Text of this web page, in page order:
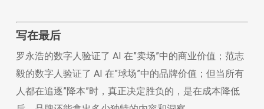
写在最后
罗永浩的数字人验证了 AI 在”卖场”中的商业价值；范志
毅的数字人验证了 AI 在”球场”中的品牌价值；但当所有
人都在追逐”降本”时，真正决定胜负的，是在成本降低